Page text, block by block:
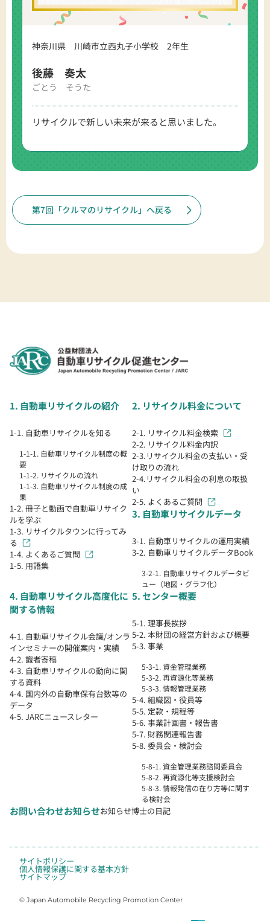
神奈川県 川崎市立西丸子小学校 2年生
後藤 奏太
ごとう そうた
リサイクルで新しい未来が来ると思いました。
第7回「クルマのリサイクル」へ戻る
1. 自動車リサイクルの紹介
1-1. 自動車リサイクルを知る
1-1-1. 自動車リサイクル制度の概
要
1-1-2. リサイクルの流れ
1-1-3. 自動車リサイクル制度の成
果
1-2. 冊子と動画で自動車リサイク
ルを学ぶ
1-3. リサイクルタウンに行ってみ
る
1-4. よくあるご質問
1-5. 用語集
2. リサイクル料金について
2-1. リサイクル料金検索
2-2. リサイクル料金内訳
2-3.リサイクル料金の支払い・受
け取りの流れ
2-4.リサイクル料金の利息の取扱
い
2-5. よくあるご質問
3. 自動車リサイクルデータ
3-1. 自動車リサイクルの運用実績
3-2. 自動車リサイクルデータBook
3-2-1. 自動車リサイクルデータビ
ュー（地図・グラフ化）
4. 自動車リサイクル高度化に
関する情報
4-1. 自動車リサイクル会議/オンラ
インセミナーの開催案内・実績
4-2. 識者寄稿
4-3. 自動車リサイクルの動向に関
する資料
4-4. 国内外の自動車保有台数等の
データ
4-5. JARCニュースレター
5. センター概要
5-1. 理事長挨拶
5-2. 本財団の経営方針および概要
5-3. 事業
5-3-1. 資金管理業務
5-3-2. 再資源化等業務
5-3-3. 情報管理業務
5-4. 組織図・役員等
5-5. 定款・規程等
5-6. 事業計画書・報告書
5-7. 財務関連報告書
5-8. 委員会・検討会
5-8-1. 資金管理業務諮問委員会
5-8-2. 再資源化等支援検討会
5-8-3. 情報発信の在り方等に関す
る検討会
お問い合わせお知らせお知らせ博士の日記
サイトポリシー
個人情報保護に関する基本方針
サイトマップ
© Japan Automobile Recycling Promotion Center